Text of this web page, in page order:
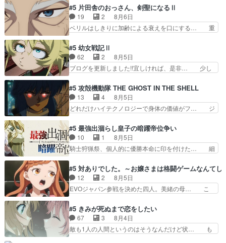
す隼人を見てなぜか不安に… 無理なダイエットは
禁物だけど、なかなか結… 「これからもお手入
れ、がんばりゅ」ありが…
鈴奈（@0suzuna0）が【マリー… 村ごと乗っ取
られてたら流石に気付かないか… 《漫画版少し読
んだことある》エリックとゴ… ロックは敵に容赦
無くブスっといくから気持… 勇者パーティー再結
構エグいことするよな… ねぇ猫耳ガール、敵の根
城に乗り込む事を同… 世もや替えが利くと復活P
とは？！もう来週…
#5 片田舎のおっさん、剣聖になるⅡ
19 2
8月6日
ベリルはしきりに加齢による衰えを口にする… 重
んじゃないですか。魔物の群を発見した… アマプ
ラにて視聴終わり！サーベルボア討伐… を言い訳
にしたくないものですねwボア狩り… 先生として
のベリルが好きだけど、今回みた… 4人だけでサ
ーベルボアが暴れてると聞い… ちょっと年齢の事
を言いすぎとゆーか言い訳… ベリルの母もやはり
只者じゃなかったかベリ…
#5 幼女戦記Ⅱ
62 2
8月5日
ブログを更新しました!!宜しければ、是非… 少し
ゥーアの唯一の手駒が強すぎる笑あお… 私にとっ
て完全にご褒美回ゼー様の葉巻シー… やはりター
ニャが後方指揮だと展開に迫力が… “貧乏籤百連
無料ガチャ”100連でも1回… 2期入ってから地味
ばならぬ」って言葉に… ゼートゥーア左遷によっ
て参謀本部の連携が… 緊張感ある戦闘描写とギャ
グ今週の『有能な…
#5 攻殻機動隊 THE GHOST IN THE SHELL
13 4
8月5日
どれだけハイテクノロジーで身体の価値がフ… ジ
コマだいぶ理性持ち始めた。この世界の… 原作読
んだのもう何年も前なのに、覚えてる… コイルの
汚職を突き止めるべくバトーの指導… やまとん1
号はどこの部分で使うのだろう？… 日本とロシア
primevideoで視聴しまし… 前回同様『イノセン
ス』を含む押井・神山版… 第５話「EPISODEラ
ストの母親の気持…
#5 最強出涸らし皇子の暗躍帝位争い
10 1
8月5日
騎士狩猟祭、個人的に優勝本命に印を付けた… 細
ナがチートすぎる笑アルは最初から自分… プラネ
ット・ウィズ展開アツいな「騎士狩猟… 麦茶どこ
ろかタイトル通り麦茶の出涸らしぐ… 第５話を
ABEMAで視聴しました。視聴に… 復讐に燃える
が“萌え”なのでこの娘が皇帝… ウサギ好きそうな
王女殿下がかわいい。幼馴… ついに始まった狩猟
祭。エルナの活躍で上位…
#5 対ありでした。～お嬢さまは格闘ゲームなんてし
12 2
8月5日
EVOジャパン参戦を決めた四人。美緒の母… こ
目は気品溢れてるのに中身は…美緒ママ… テー
マ：格ゲー大会に行くには？感想は、美… 大会を
前に格ゲー熱が高まる一方、百合の本… 東京で開
催される格ゲー大会に参加すること… Japanに向
#5 きみが死ぬまで恋をしたい
67 3
8月4日
敵も1人の人間というのはそうなんだけど状… も